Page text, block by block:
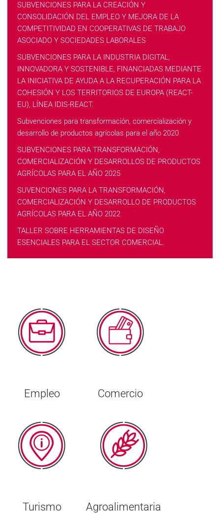
SUBVENCIONES PARA LA CREACIÓN Y
CONSOLIDACIÓN DEL EMPLEO Y MEJORA DE LA
COMPETITIVIDAD EN COOPERATIVAS DE TRABAJO
ASOCIADO Y SOCIEDADES LABORALES
SUBVENCIONES PARA LA INDUSTRIA DIGITAL,
INNOVADORA Y SOSTENIBLE, FINANCIADAS MEDIANTE
LA INICIATIVA DE AYUDA A LA RECUPERACIÓN PARA LA
COHESIÓN Y LOS TERRITORIOS DE EUROPA (REACT-
EU), LÍNEA IDIS-REACT.
Subvenciones para transformación, comercialización y
desarrollo de productos agrícolas para el año 2020
SUBVENCIONES PARA TRANSFORMACIÓN,
COMERCIALIZACIÓN Y DESARROLLOS DE PRODUCTOS
AGRÍCOLAS PARA EL AÑO 2025
SUVENCIONES PARA LA TRANSFORMACIÓN,
COMERCIALIZACIÓN Y DESARROLLO DE PRODUCTOS
AGRÍCOLAS PARA EL AÑO 2022
TALLER SOBRE HERRAMIENTAS DE DISEÑO
ESENCIALES PARA EL SECTOR COMERCIAL.
Empleo Comercio
Turismo Agroalimentaria